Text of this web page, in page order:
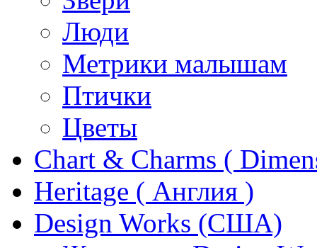
Люди
Метрики малышам
Птички
Цветы
Chart & Charms (
Heritage ( Англия )
Design Works (США)